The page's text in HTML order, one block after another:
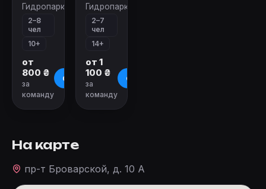
Гидропарк
2–8
чел
10+
от
800 ₴
за
команду
О квесте
Гидропарк
2–7
чел
14+
от 1
100 ₴
за
команду
О квесте
На карте
пр-т Броварской, д. 10 А